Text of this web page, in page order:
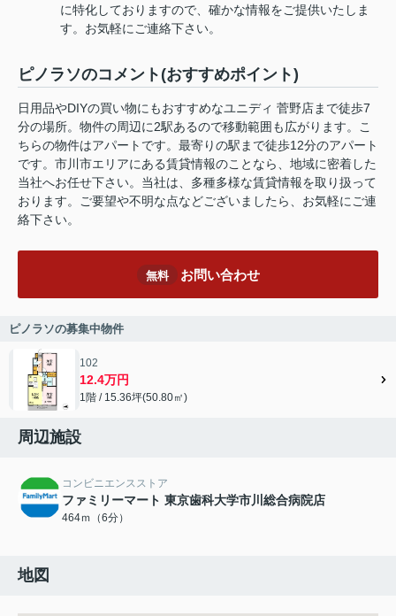
に特化しておりますので、確かな情報をご提供いたしま
す。お気軽にご連絡下さい。
ピノラソのコメント(おすすめポイント)
日用品やDIYの買い物にもおすすめなユニディ 菅野店まで徒歩7
分の場所。物件の周辺に2駅あるので移動範囲も広がります。こ
ちらの物件はアパートです。最寄りの駅まで徒歩12分のアパート
です。市川市エリアにある賃貸情報のことなら、地域に密着した
当社へお任せ下さい。当社は、多種多様な賃貸情報を取り扱って
おります。ご要望や不明な点などございましたら、お気軽にご連
絡下さい。
無料 お問い合わせ
ピノラソの募集中物件
102
12.4万円
1階 / 15.36坪(50.80㎡)
周辺施設
コンビニエンスストア
ファミリーマート 東京歯科大学市川総合病院店
464ｍ（6分）
地図